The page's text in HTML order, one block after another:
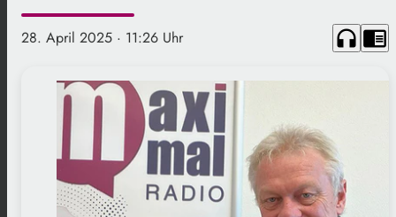
28. April 2025 · 11:26 Uhr headphones chrome_reader_mode